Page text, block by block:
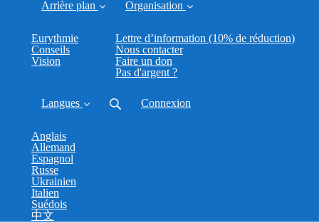
Arrière plan
Eurythmie
Conseils
Vision
Organisation
Lettre d’information (10% de réduction)
Nous contacter
Faire un don
Pas d'argent ?
Langues
Anglais
Allemand
Espagnol
Russe
Ukrainien
Italien
Suédois
中文
Connexion